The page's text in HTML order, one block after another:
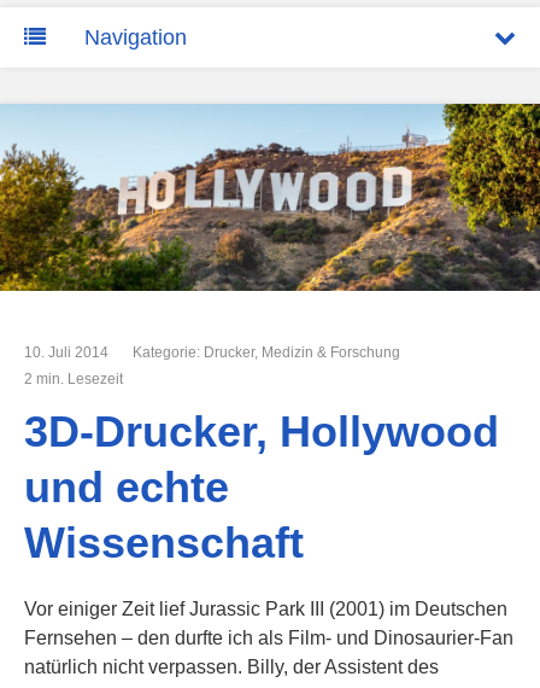
Navigation
10. Juli 2014 Kategorie: Drucker, Medizin & Forschung
2 min. Lesezeit
3D-Drucker, Hollywood
und echte
Wissenschaft
Vor einiger Zeit lief Jurassic Park III (2001) im Deutschen
Fernsehen – den durfte ich als Film- und Dinosaurier-Fan
natürlich nicht verpassen. Billy, der Assistent des